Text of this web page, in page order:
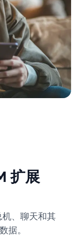
扩展
机、聊天和其
据。